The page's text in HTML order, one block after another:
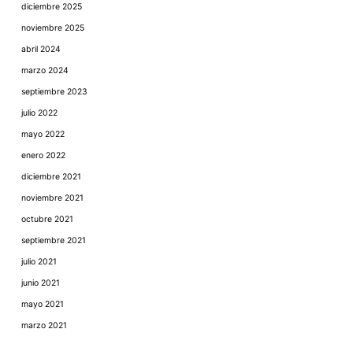
diciembre 2025
noviembre 2025
abril 2024
marzo 2024
septiembre 2023
julio 2022
mayo 2022
enero 2022
diciembre 2021
noviembre 2021
octubre 2021
septiembre 2021
julio 2021
junio 2021
mayo 2021
marzo 2021